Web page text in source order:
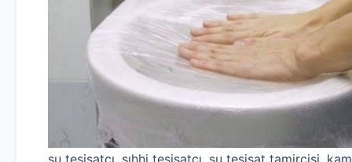
su tesisatçı, sıhhi tesisatçı, su tesisat tamircisi,